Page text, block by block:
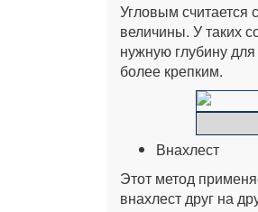
Угловым считается
величины. У таких
нужную глубину
более крепким.
Внахлест
Этот метод
внахлест друг на